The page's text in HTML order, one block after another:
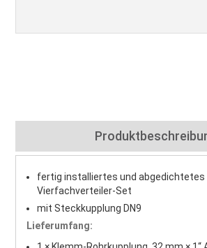
fertig installiertes und abgedichtetes
Vierfachverteiler-Set
mit Steckkupplung DN9
Lieferumfang: